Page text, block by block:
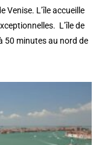
Venise. L’île accueille
L’île de
50 minutes au nord de